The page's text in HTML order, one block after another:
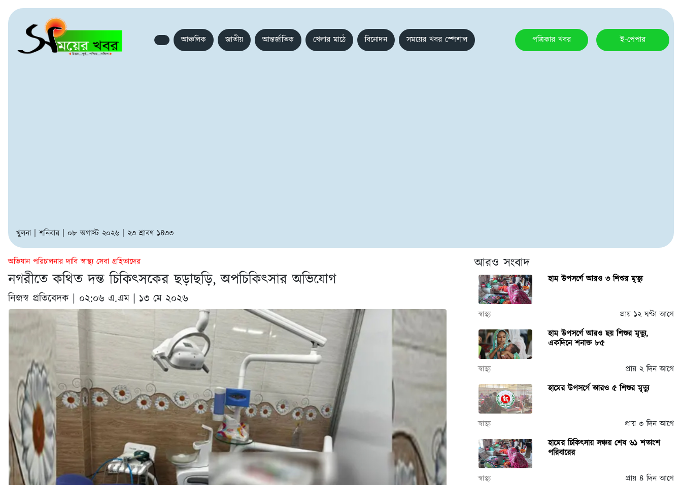
আঞ্চলিক জাতীয় আন্তর্জাতিক খেলার মাঠে বিনোদন সময়ের খবর স্পেশাল পত্রিকার খবর ই-পেপার
খুলনা | শনিবার | ০৮ অগাস্ট ২০২৬ | ২৩ শ্রাবণ ১৪৩৩
অভিযান পরিচালনার দাবি স্বাস্থ্য সেবা গ্রহিতাদের
নগরীতে কথিত দন্ত চিকিৎসকের ছড়াছড়ি, অপচিকিৎসার অভিযোগ
নিজস্ব প্রতিবেদক | ০২:০৬ এ.এম | ১৩ মে ২০২৬
আরও সংবাদ
হাম উপসর্গে আরও ৩ শিশুর মৃত্যু
স্বাস্থ্য
প্রায় ১২ ঘণ্টা আগে
হাম উপসর্গে আরও ছয় শিশুর মৃত্যু,
একদিনে শনাক্ত ৮৫
স্বাস্থ্য
প্রায় ২ দিন আগে
হামের উপসর্গে আরও ৫ শিশুর মৃত্যু
স্বাস্থ্য
প্রায় ৩ দিন আগে
হামের চিকিৎসায় সঞ্চয় শেষ ৬১ শতাংশ
পরিবারের
স্বাস্থ্য
প্রায় ৪ দিন আগে